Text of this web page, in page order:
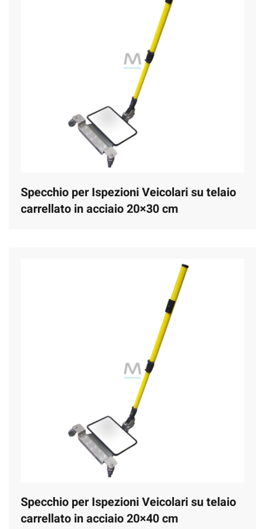
Specchio per Ispezioni Veicolari su telaio
carrellato in acciaio 20×30 cm
Specchio per Ispezioni Veicolari su telaio
carrellato in acciaio 20×40 cm